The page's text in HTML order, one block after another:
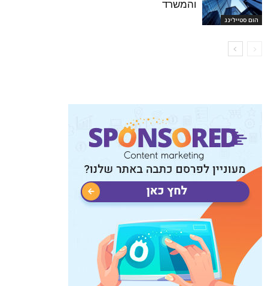
הום סטיילינג
והמשרד